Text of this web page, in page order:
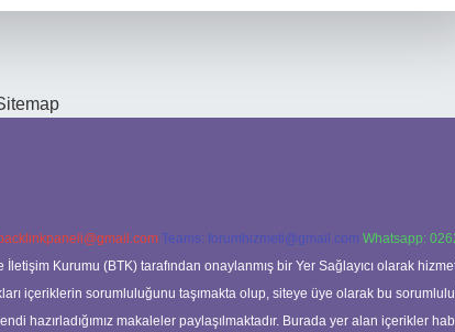
backlinkpaneli@gmail.com Teams: forumhizmeti@gmail.com Whatsapp:
Kurumu (BTK) tarafından onaylanmış bir Yer Sağlayıcı olarak
içeriklerin sorumluluğunu taşımakta olup, siteye üye olarak bu
hazırladığımız makaleler paylaşılmaktadır. Burada yer alan içerikler